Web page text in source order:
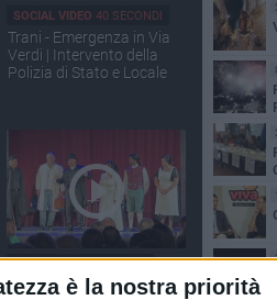
è la nostra priorità
SOCIAL VIDEO 40 SECONDI
Trani - Emergenza in Via
Verdi | Intervento della
Polizia di Stato e Locale
SOCIAL VIDEO7 MINUTI
Teatro a Corte | "Gran